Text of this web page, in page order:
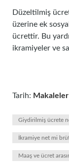
Düzeltilmiş
üzerine ek
ücrettir. Bu
ikramiyeler ve
Tarih: Makaleler
Giydirilmiş ücrete
İkramiye net mi
Maaş ve ücret